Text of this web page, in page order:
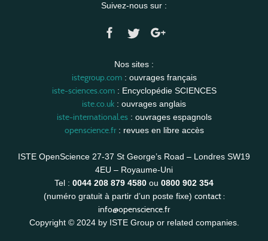
Suivez-nous sur :
Nos sites :
istegroup.com: ouvrages français
iste-sciences.com: Encyclopédie SCIENCES
iste.co.uk : ouvrages anglais
iste-international.es: ouvrages espagnols
openscience.fr: revues en libre accès
ISTE OpenScience 27-37 St George’s Road – Londres SW19
4EU – Royaume-Uni
Tel : 0044 208 879 4580 ou 0800 902 354
(numéro gratuit à partir d’un poste fixe) contact :
info@openscience.fr
Copyright © 2024 by ISTE Group or related companies.